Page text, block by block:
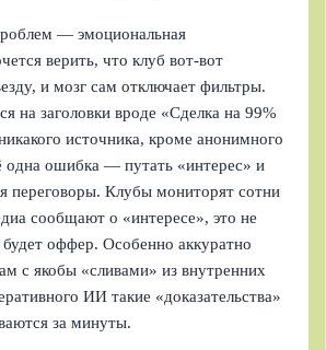
— эмоциональная
верить, что клуб вот‑вот
и мозг сам отключает фильтры.
на заголовки вроде «Сделка на 99%
источника, кроме анонимного
одна ошибка — путать «интерес» и
переговоры. Клубы мониторят сотни
сообщают о «интересе», это не
будет оффер. Особенно аккуратно
с якобы «сливами» из внутренних
ИИ такие «доказательства»
за минуты.